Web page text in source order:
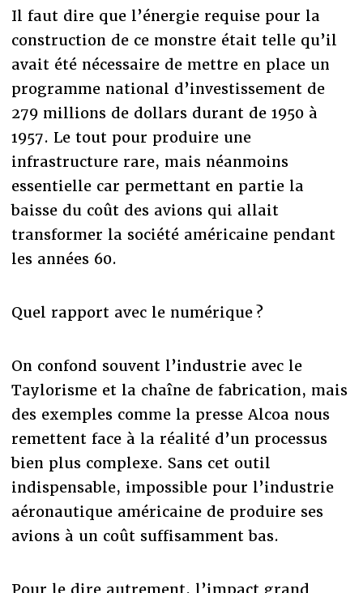
Il faut dire que l’énergie requise pour la
construction de ce monstre était telle qu’il
avait été nécessaire de mettre en place un
programme national d’investissement de
279 millions de dollars durant de 1950 à
1957. Le tout pour produire une
infrastructure rare, mais néanmoins
essentielle car permettant en partie la
baisse du coût des avions qui allait
transformer la société américaine pendant
les années 60.
Quel rapport avec le numérique ?
On confond souvent l’industrie avec le
Taylorisme et la chaîne de fabrication, mais
des exemples comme la presse Alcoa nous
remettent face à la réalité d’un processus
bien plus complexe. Sans cet outil
indispensable, impossible pour l’industrie
aéronautique américaine de produire ses
avions à un coût suffisamment bas.
Pour le dire autrement, l’impact grand